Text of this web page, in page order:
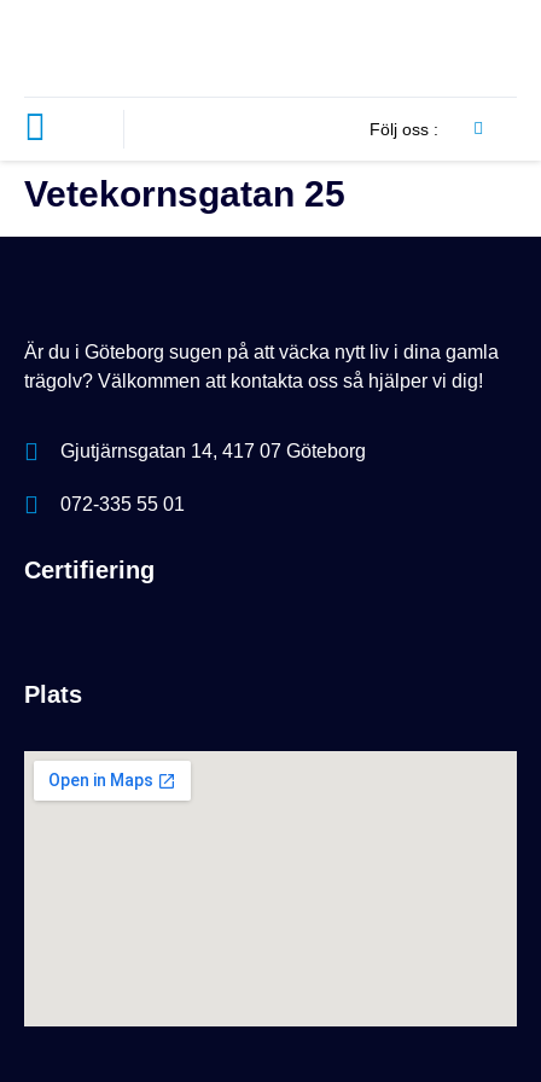
Följ oss :
Vetekornsgatan 25
Är du i Göteborg sugen på att väcka nytt liv i dina gamla
trägolv? Välkommen att kontakta oss så hjälper vi dig!
Gjutjärnsgatan 14, 417 07 Göteborg
072-335 55 01
Certifiering
Plats